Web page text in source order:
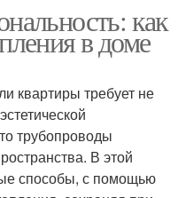
как
в доме
квартиры требует не
трубопроводы
В этой
способы, с помощью